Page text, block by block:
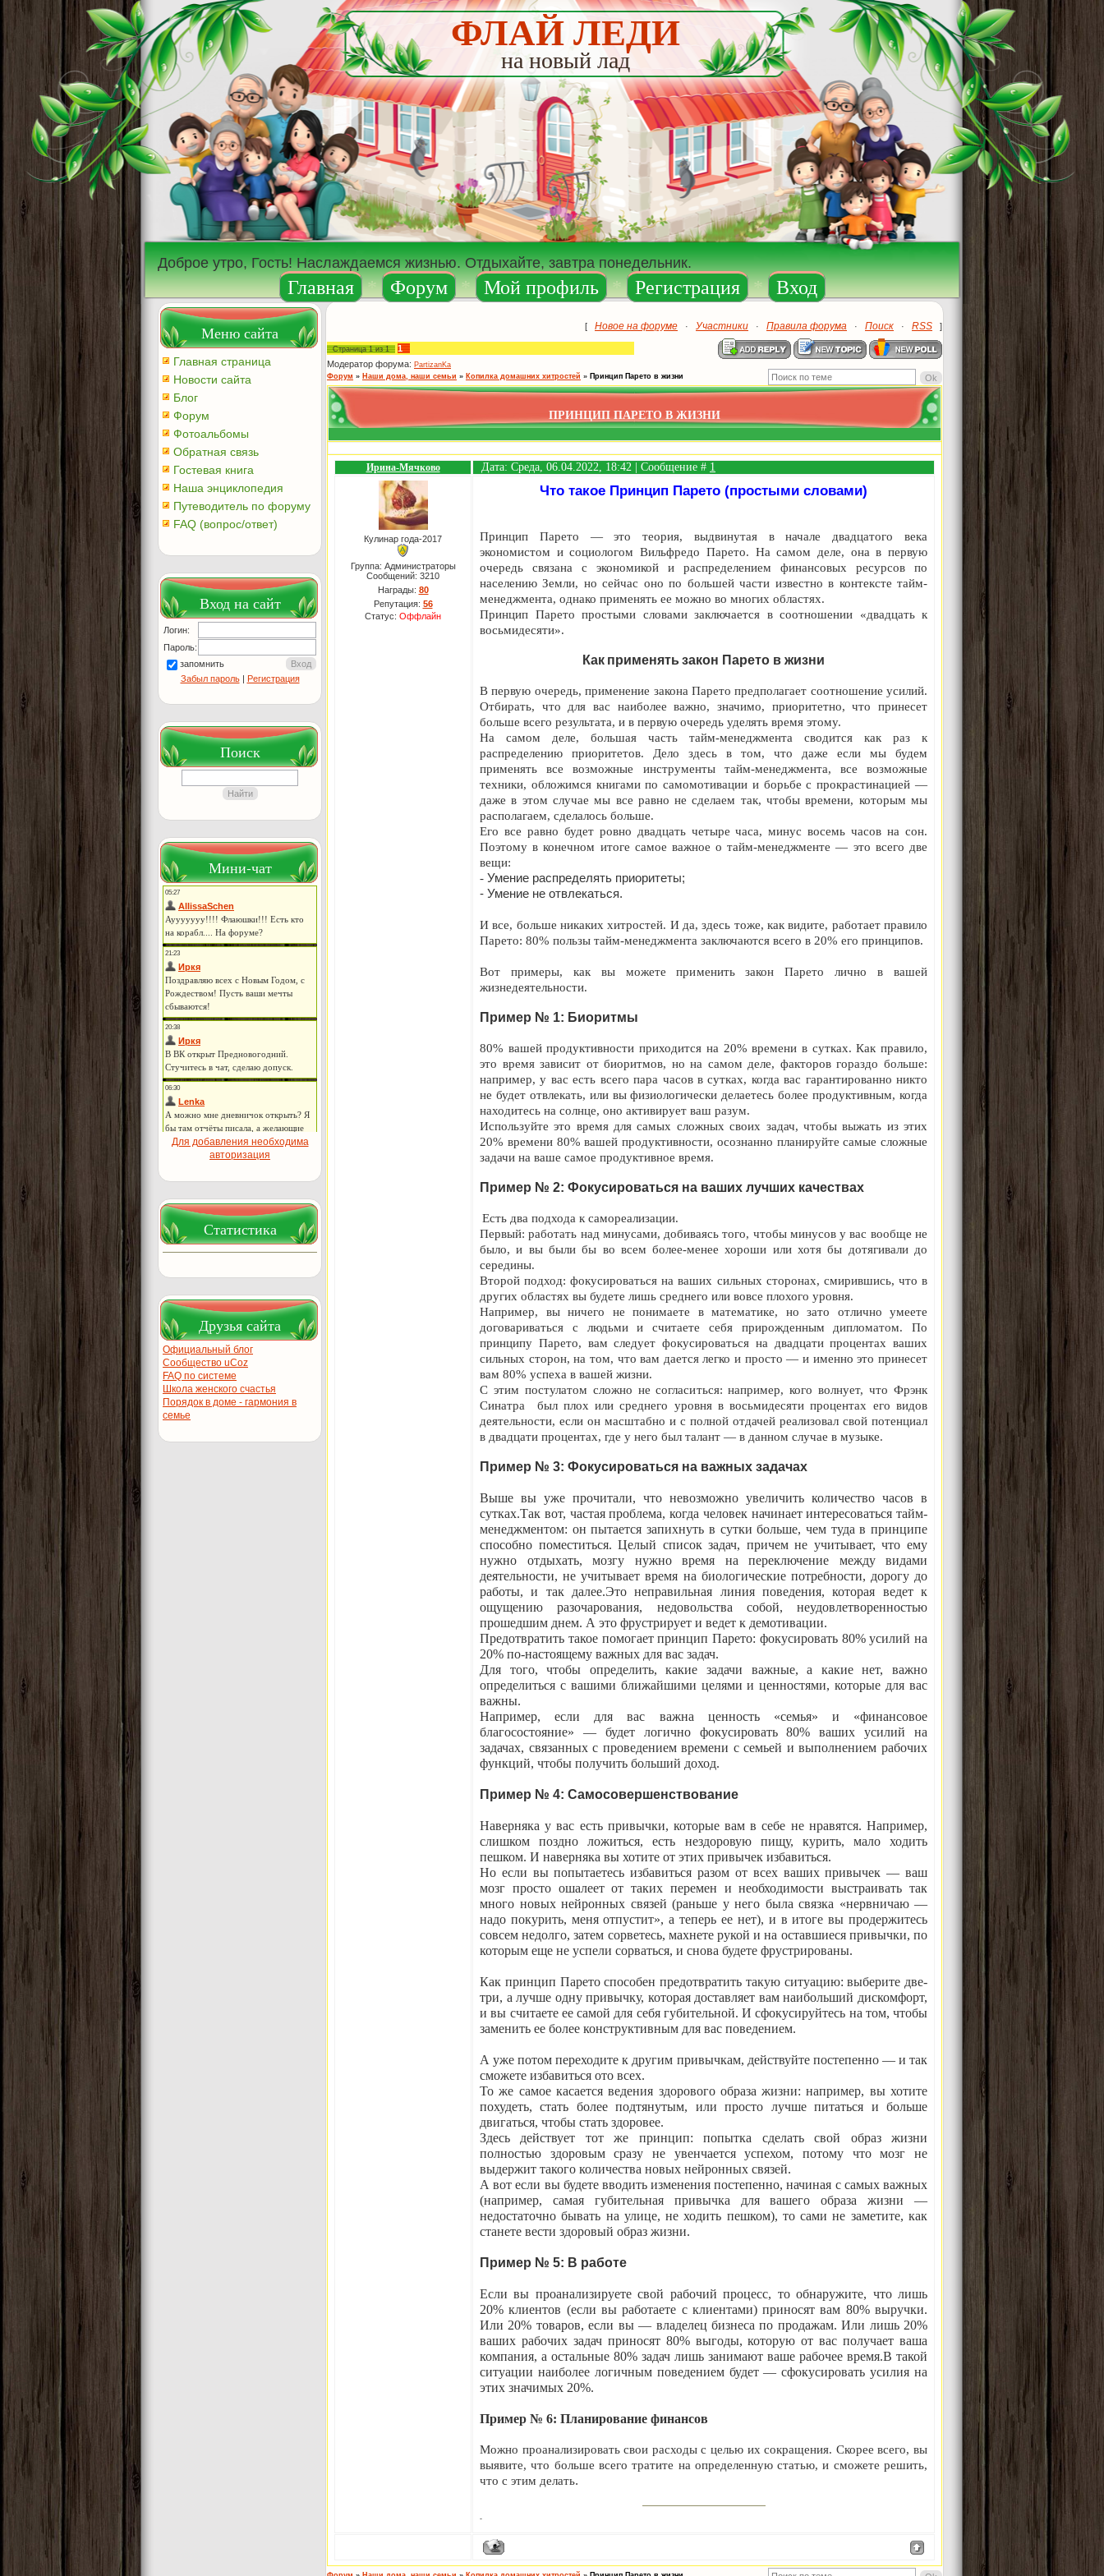
ФЛАЙ ЛЕДИ
на новый лад
Доброе утро, Гость! Наслаждаемся жизнью. Отдыхайте, завтра понедельник.
Главная * Форум * Мой профиль * Регистрация * Вход
Меню сайта
Главная страница
Новости сайта
Блог
Форум
Фотоальбомы
Обратная связь
Гостевая книга
Наша энциклопедия
Путеводитель по форуму
FAQ (вопрос/ответ)
Вход на сайт
Логин:
Пароль:
запомнить
Забыл пароль| Регистрация
Поиск
Мини-чат
Для добавления необходима
авторизация
Статистика
Друзья сайта
Официальный блог
Сообщество uCoz
FAQ по системе
Школа женского счастья
Порядок в доме - гармония в
семье
[ Новое на форуме · Участники · Правила форума · Поиск · RSS ]
Страница1из1
1
Модератор форума: PartizanKa
Форум » Наши дома, наши семьи » Копилка домашних хитростей » Принцип Парето в жизни
ПРИНЦИП ПАРЕТО В ЖИЗНИ
Ирина-Мячково Дата: Среда, 06.04.2022, 18:42 | Сообщение # 1
Кулинар года-2017
Группа: Администраторы
Сообщений: 3210
Награды: 80
Репутация: 56
Статус: Оффлайн
Что такое Принцип Парето (простыми словами)
Принцип Парето — это теория, выдвинутая в начале двадцатого века
экономистом и социологом Вильфредо Парето. На самом деле, она в первую
очередь связана с экономикой и распределением финансовых ресурсов по
населению Земли, но сейчас оно по большей части известно в контексте тайм-
менеджмента, однако применять ее можно во многих областях.
Принцип Парето простыми словами заключается в соотношении «двадцать к
восьмидесяти».
Как применятьзакон Парето в жизни
В первую очередь, применение закона Парето предполагает соотношение усилий.
Отбирать, что для вас наиболее важно, значимо, приоритетно, что принесет
больше всего результата, и в первую очередь уделять время этому.
На самом деле, большая часть тайм-менеджмента сводится как раз к
распределению приоритетов. Дело здесь в том, что даже если мы будем
применять все возможные инструменты тайм-менеджмента, все возможные
техники, обложимся книгами по самомотивации и борьбе с прокрастинацией —
даже в этом случае мы все равно не сделаем так, чтобы времени, которым мы
располагаем, сделалось больше.
Его все равно будет ровно двадцать четыре часа, минус восемь часов на сон.
Поэтому в конечном итоге самое важное о тайм-менеджменте — это всего две
вещи:
- Умение распределять приоритеты;
- Умение не отвлекаться.
И все, больше никаких хитростей. И да, здесь тоже, как видите, работает правило
Парето: 80% пользы тайм-менеджмента заключаются всего в 20% его принципов.
Вот примеры, как вы можете применить закон Парето лично в вашей
жизнедеятельности.
Пример № 1: Биоритмы
80% вашей продуктивности приходится на 20% времени в сутках. Как правило,
это время зависит от биоритмов, но на самом деле, факторов гораздо больше:
например, у вас есть всего пара часов в сутках, когда вас гарантированно никто
не будет отвлекать, или вы физиологически делаетесь более продуктивным, когда
находитесь на солнце, оно активирует ваш разум.
Используйте это время для самых сложных своих задач, чтобы выжать из этих
20% времени 80% вашей продуктивности, осознанно планируйте самые сложные
задачи на ваше самое продуктивное время.
Пример № 2: Фокусироваться на ваших лучших качествах
Есть два подхода к самореализации.
Первый: работать над минусами, добиваясь того, чтобы минусов у вас вообще не
было, и вы были бы во всем более-менее хороши или хотя бы дотягивали до
середины.
Второй подход: фокусироваться на ваших сильных сторонах, смирившись, что в
других областях вы будете лишь среднего или вовсе плохого уровня.
Например, вы ничего не понимаете в математике, но зато отлично умеете
договариваться с людьми и считаете себя прирожденным дипломатом.
По
принципу Парето, вам следует фокусироваться на двадцати процентах ваших
сильных сторон, на том, что вам дается легко и просто — и именно это принесет
вам 80% успеха в вашей жизни.
С этим постулатом сложно не согласиться: например, кого волнует, что Фрэнк
Синатра был плох или среднего уровня в восьмидесяти процентах его видов
деятельности, если он масштабно и с полной отдачей реализовал свой потенциал
в двадцати процентах, где у него был талант — в данном случае в музыке.
Пример № 3: Фокусироваться на важных задачах
Выше вы уже прочитали, что невозможно увеличить количество часов в
сутках.Так вот, частая проблема, когда человек начинает интересоваться тайм-
менеджментом: он пытается запихнуть в сутки больше, чем туда в принципе
способно поместиться. Целый список задач, причем не учитывает, что ему
нужно отдыхать, мозгу нужно время на переключение между видами
деятельности, не учитывает время на биологические потребности, дорогу до
работы, и так далее.Это неправильная линия поведения, которая ведет к
ощущению разочарования, недовольства собой, неудовлетворенностью
прошедшим днем. А это фрустрирует и ведет к демотивации.
Предотвратить такое помогает принцип Парето: фокусировать 80% усилий на
20% по-настоящему важных для вас задач.
Для того, чтобы определить, какие задачи важные, а какие нет, важно
определиться с вашими ближайшими целями и ценностями, которые для вас
важны.
Например, если для вас важна ценность «семья» и «финансовое
благосостояние» — будет логично фокусировать 80% ваших усилий на
задачах, связанных с проведением времени с семьей и выполнением рабочих
функций, чтобы получить больший доход.
Пример № 4: Самосовершенствование
Наверняка у вас есть привычки, которые вам в себе не нравятся. Например,
слишком поздно ложиться, есть нездоровую пищу, курить, мало ходить
пешком. И наверняка вы хотите от этих привычек избавиться.
Но если вы попытаетесь избавиться разом от всех ваших привычек — ваш
мозг просто ошалеет от таких перемен и необходимости выстраивать так
много новых нейронных связей (раньше у него была связка «нервничаю —
надо покурить, меня отпустит», а теперь ее нет), и в итоге вы продержитесь
совсем недолго, затем сорветесь, махнете рукой и на оставшиеся привычки, по
которым еще не успели сорваться, и снова будете фрустрированы.
Как принцип Парето способен предотвратить такую ситуацию: выберите две-
три, а лучше одну привычку, которая доставляет вам наибольший дискомфорт,
и вы считаете ее самой для себя губительной. И сфокусируйтесь на том, чтобы
заменить ее более конструктивным для вас поведением.
А уже потом переходите к другим привычкам, действуйте постепенно — и так
сможете избавиться ото всех.
То же самое касается ведения здорового образа жизни: например, вы хотите
похудеть, стать более подтянутым, или просто лучше питаться и больше
двигаться, чтобы стать здоровее.
Здесь действует тот же принцип: попытка сделать свой образ жизни
полностью здоровым сразу не увенчается успехом, потому что мозг не
выдержит такого количества новых нейронных связей.
А вот если вы будете вводить изменения постепенно, начиная с самых важных
(например, самая губительная привычка для вашего образа жизни —
недостаточно бывать на улице, не ходить пешком), то сами не заметите, как
станете вести здоровый образ жизни.
Пример № 5: В работе
Если вы проанализируете свой рабочий процесс, то обнаружите, что лишь
20% клиентов (если вы работаете с клиентами) приносят вам 80% выручки.
Или 20% товаров, если вы — владелец бизнеса по продажам. Или лишь 20%
ваших рабочих задач приносят 80% выгоды, которую от вас получает ваша
компания, а остальные 80% задач лишь занимают ваше рабочее время.В такой
ситуации наиболее логичным поведением будет — сфокусировать усилия на
этих значимых 20%.
Пример № 6: Планирование финансов
Можно проанализировать свои расходы с целью их сокращения. Скорее всего, вы
выявите, что больше всего тратите на определенную статью, и сможете решить,
что с этим делать.
-